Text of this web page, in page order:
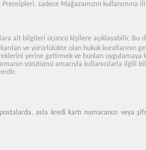
Prensipleri, sadece Mağazamızın
ait bilgileri üçüncü kişilere açıklayabilir. Bu
ve yürürlülükte olan hukuk kurallarının
yerine getirmek ve bunları uygulamaya
yürütümü amacıyla kullanıcılarla ilgili
asla kredi kartı numaranızı veya